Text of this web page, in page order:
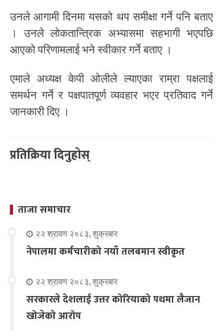
उनले आगामी दिनमा यसको थप समीक्षा गर्ने पनि बताए
। उनले लोकतान्त्रिक अभ्यासमा सहभागी भएपछि
आएको परिणामलाई भने स्वीकार गर्ने बताए ।
एमाले अध्यक्ष केपी ओलीले ल्याएका राम्रा पक्षलाई
समर्थन गर्ने र पक्षपातपूर्ण व्यवहार भएर प्रतिवाद गर्ने
जानकारी दिए ।
प्रतिक्रिया दिनुहोस्
ताजा समाचार
२२ श्रावण २०८३, शुक्रबार
नेपालमा कर्मचारीको नयाँ तलबमान स्वीकृत
२२ श्रावण २०८३, शुक्रबार
सरकारले देशलाई उत्तर कोरियाको पथमा लैजान
खोजेको आरोप